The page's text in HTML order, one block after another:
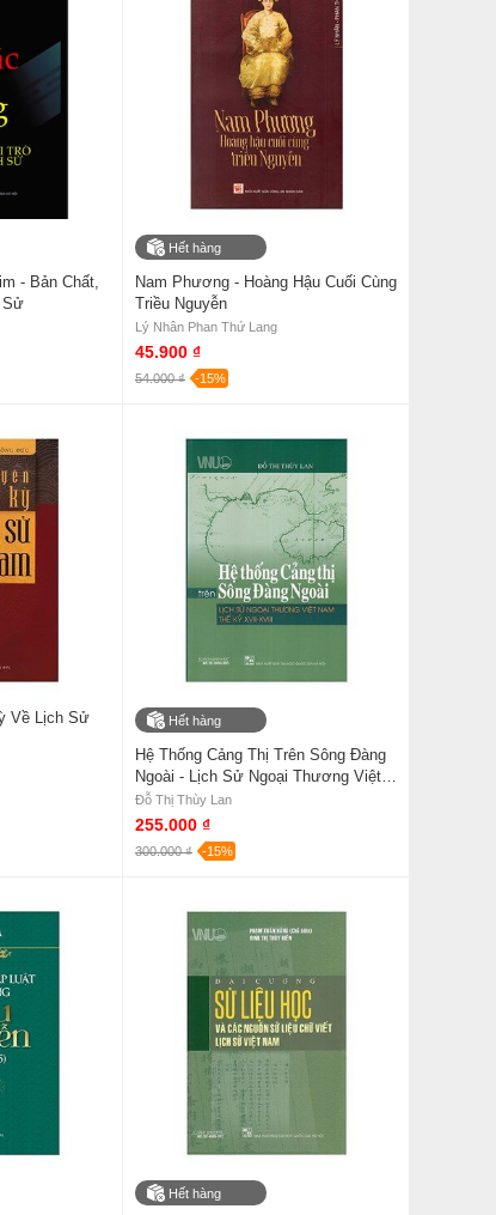
- Bản Chất,
Sử
Hết hàng
Nam Phương - Hoàng Hậu Cuối Cùng
Triều Nguyễn
Lý Nhân Phan Thứ Lang
45.900 ₫
54.000 ₫ -15%
Về Lịch Sử
Hết hàng
Hệ Thống Cảng Thị Trên Sông Đàng
Ngoài - Lịch Sử Ngoại Thương Việt
Nam Thế Kỷ XVII - XVIII
Đỗ Thị Thùy Lan
255.000 ₫
300.000 ₫ -15%
Hết hàng